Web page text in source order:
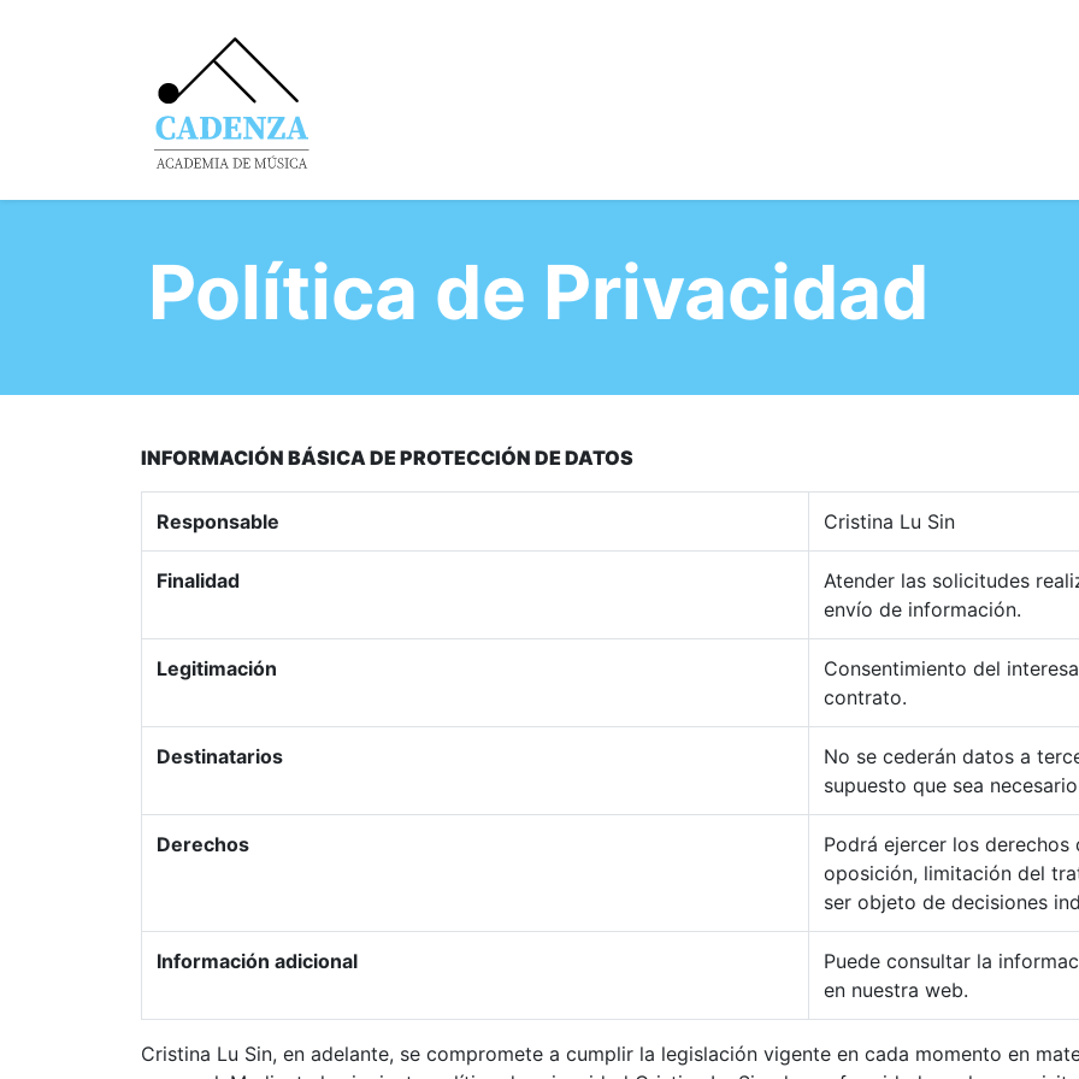
Política de Privacidad
INFORMACIÓN BÁSICA DE PROTECCIÓN DE DATOS
Responsable Cristina Lu Sin
Finalidad
Atender las solicitudes
envío de información.
Legitimación
Consentimiento del
contrato.
Destinatarios
No se cederán datos a
supuesto que sea
Derechos
Podrá ejercer los
oposición, limitación del
ser objeto de decisiones
Información adicional
Puede consultar la
en nuestra web.
Cristina Lu Sin, en adelante, se compromete a cumplir la legislación vigente en cada momento en